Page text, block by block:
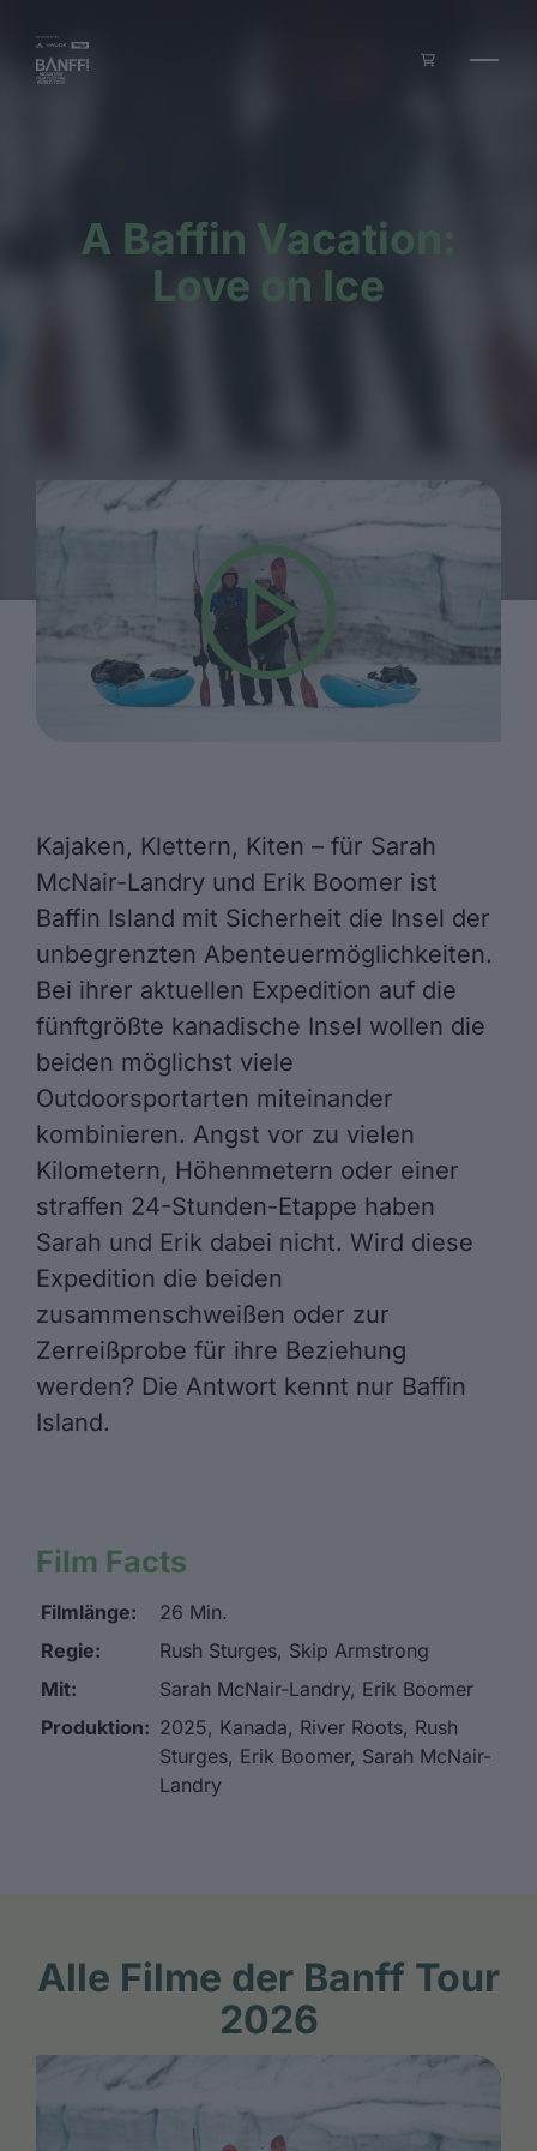
A Baffin Vacation:
Love on Ice
Kajaken, Klettern, Kiten – für Sarah
McNair-Landry und Erik Boomer ist
Baffin Island mit Sicherheit die Insel der
unbegrenzten Abenteuermöglichkeiten.
Bei ihrer aktuellen Expedition auf die
fünftgrößte kanadische Insel wollen die
beiden möglichst viele
Outdoorsportarten miteinander
kombinieren. Angst vor zu vielen
Kilometern, Höhenmetern oder einer
straffen 24-Stunden-Etappe haben
Sarah und Erik dabei nicht. Wird diese
Expedition die beiden
zusammenschweißen oder zur
Zerreißprobe für ihre Beziehung
werden? Die Antwort kennt nur Baffin
Island.
Film Facts
Filmlänge:
26 Min.
Regie:
Rush Sturges, Skip Armstrong
Mit:
Sarah McNair-Landry, Erik Boomer
Produktion: 2025, Kanada, River Roots, Rush
Sturges, Erik Boomer, Sarah McNair-
Landry
Alle Filme der Banff Tour
2026